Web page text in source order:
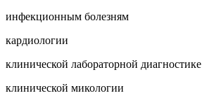
инфекционным болезням
кардиологии
клинической лабораторной диагностике
клинической микологии